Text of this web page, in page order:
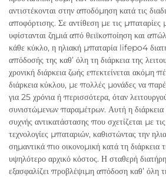
αντιστέκονται στην αποδόμηση κατά τις
αποφόρτισης. Σε αντίθεση με τις
υφίστανται ζημιά από θειϊκοποίηση και
κάθε κύκλο, η ηλιακή μπαταρία lifepo4
απόδοσής της καθ’ όλη τη διάρκεια της
χρονική διάρκεια ζωής επεκτείνεται ακόμη
διάρκεια κύκλου, με πολλές μονάδες να
για 25 χρόνια ή περισσότερα, όταν
συνιστώμενων παραμέτρων. Αυτή η διάρκεια
συχνής αντικατάστασης που σχετίζεται με
τεχνολογίες μπαταριών, καθιστώντας την
σημαντικά πιο οικονομική κατά τη διάρκεια
υψηλότερο αρχικό κόστος. Η σταθερή
εξασφαλίζει προβλέψιμη απόδοση καθ’ όλη